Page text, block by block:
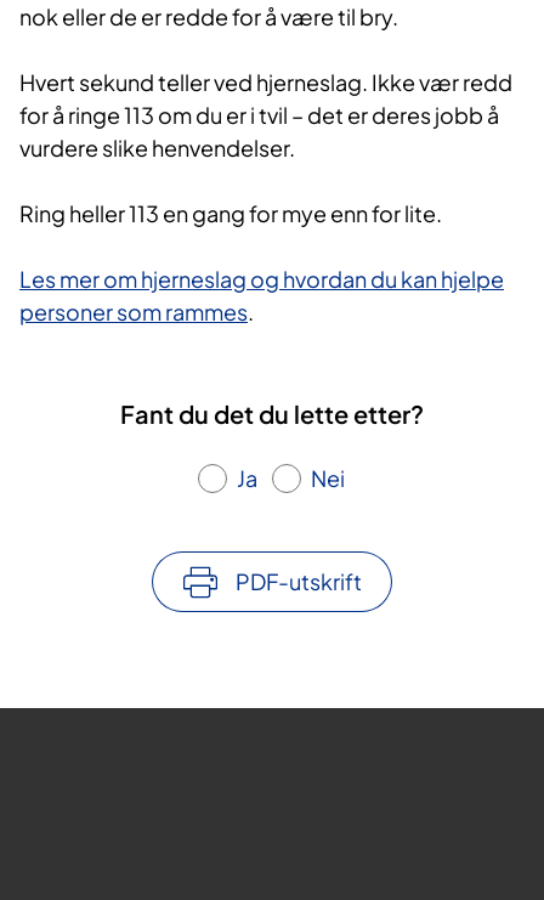
nok eller de er redde for å være til bry.
Hvert sekund teller ved hjerneslag. Ikke vær redd
for å ringe 113 om du er i tvil – det er deres jobb å
vurdere slike henvendelser.
Ring heller 113 en gang for mye enn for lite.
Les mer om hjerneslag og hvordan du kan hjelpe
personer som rammes.
Fant du det du lette etter?
Ja Nei
PDF-utskrift